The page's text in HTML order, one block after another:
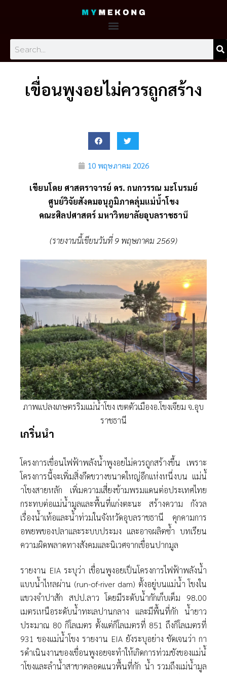
เขื่อนพูงอยไม่ควรถูกสร้าง
10 พฤษภาคม 2026
เขียนโดย ศาสตราจารย์ ดร. กนกวรรณ มะโนรมย์
ศูนย์วิจัยสังคมอนุภูมิภาคลุ่มแม่นํ้าโขง
คณะศิลปศาสตร์ มหาวิทยาลัยอุบลราชธาน
(รายงานนี้เขียนวันที่ 9 พฤษภาคม 2569)
ภาพแปลงเกษตรริมแม่น้ำโขง เขตตัวเมืองอ.โขงเจียม จ.อุบ
ราชธานี
เกริ่นนํา
โครงการเขื่อนไฟฟ้าพลังนํ้าพูงอยไม่ควรถูกสร้างขึ้น เพราะ
โครงการนี้จะเพิ่มสิ่งกีดขวางขนาดใหญ่อีกแห่งหนึ่งบน แม่นํ้
าโขงสายหลัก เพิ่มความเสี่ยงข้ามพรมแดนต่อประเทศไทย
กระทบต่อแม่นํ้ามูลและพื้นที่แก่งตะนะ สร้างความ กังวล
เรื่องนํ้าเท้อและนํ้าท่วมในจังหวัดอุบลราชธานี คุกคามการ
อพยพของปลาและระบบประมง และอาจผลิตซํ้า บทเรียน
ความผิดพลาดทางสังคมและนิเวศจากเขื่อนปากมูล
รายงาน EIA ระบุว่า เขื่อนพูงอยเป็นโครงการไฟฟ้าพลังนํ้า
แบบนํ้าไหลผ่าน (run-of-river dam) ตั้งอยู่บนแม่นํ้า โขงใน
แขวงจําปาสัก สปป.ลาว โดยมีระดับนํ้ากักเก็บเต็ม 98.00
เมตรเหนือระดับนํ้าทะเลปานกลาง และมีพื้นที่กัก นํ้ายาว
ประมาณ 80 กิโลเมตร ตั้งแต่กิโลเมตรที่ 851 ถึงกิโลเมตรที่
931 ของแม่นํ้าโขง รายงาน EIA ยังระบุอย่าง ชัดเจนว่า กา
รดําเนินงานของเขื่อนพูงอยจะทําให้เกิดการท่วมขังของแม่นํ้
าโขงและลํานํ้าสาขาตลอดแนวพื้นที่กัก นํ้า รวมถึงแม่นํ้ามูล